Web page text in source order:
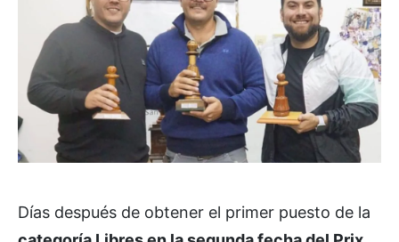
Días después de obtener el primer puesto de la